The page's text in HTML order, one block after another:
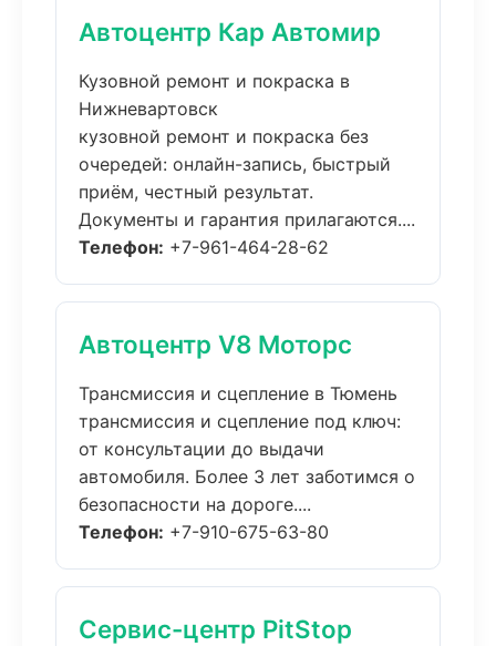
Автоцентр Кар Автомир
Кузовной ремонт и покраска в
Нижневартовск
кузовной ремонт и покраска без
очередей: онлайн-запись, быстрый
приём, честный результат.
Документы и гарантия прилагаются....
Телефон: +7-961-464-28-62
Автоцентр V8 Моторс
Трансмиссия и сцепление в Тюмень
трансмиссия и сцепление под ключ:
от консультации до выдачи
автомобиля. Более 3 лет заботимся о
безопасности на дороге....
Телефон: +7-910-675-63-80
Сервис-центр PitStop